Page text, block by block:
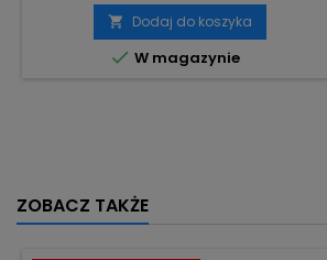
 Dodaj do koszyka
 W magazynie
ZOBACZ TAKŻE